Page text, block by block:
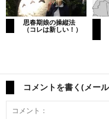
思春期娘の操縦法
（コレは新しい！）
コメントを書く(メー